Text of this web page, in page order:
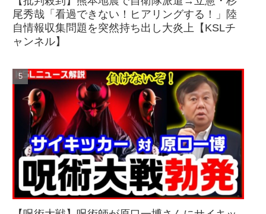
尾秀哉「看過できない！ヒアリングする！」陸
自情報収集問題を突然持ち出し大炎上【KSLチ
ャンネル】